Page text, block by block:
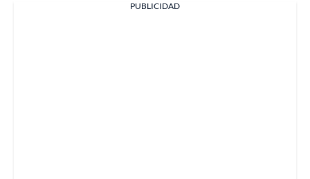
PUBLICIDAD